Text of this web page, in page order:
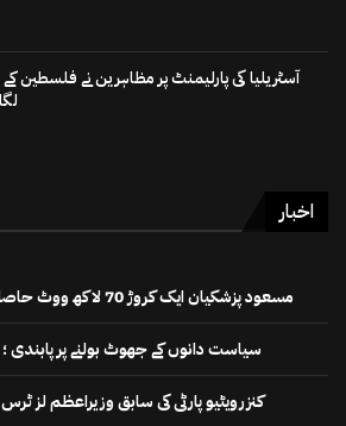
آسٹریلیا کی پارلیمنٹ پر مظاہرین نے فلسطین کے
اخبار
مسعود پزشکیان ایک کروڑ 70 لاکھ ووٹ حاصل کرکے ایران کے صدر بن گئے
سیاست دانوں کے جھوٹ بولنے پر پابندی
کنزرویٹیو پارٹی کی سابق وزیراعظم لز